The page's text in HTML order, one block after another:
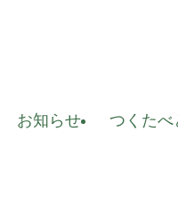
お知らせ つくたべ